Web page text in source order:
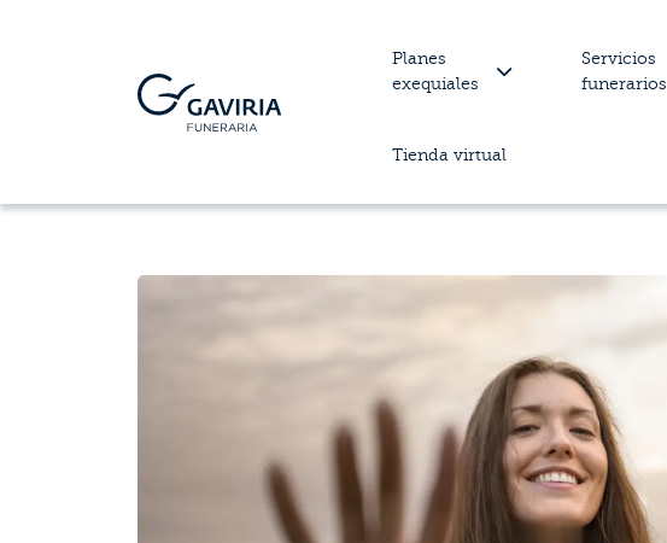
Planes
exequiales
Servicios
funerarios
Tienda virtual